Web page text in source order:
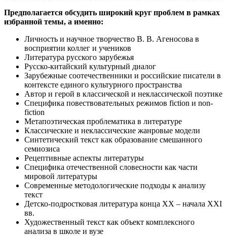
Предполагается обсудить широкий круг проблем в рамках
избранной темы, а именно:
Личность и научное творчество В. В. Агеносова в
восприятии коллег и учеников
Литература русского зарубежья
Русско-китайский культурный диалог
Зарубежные соотечественники и российские писатели в
контексте единого культурного пространства
Автор и герой в классической и неклассической поэтике
Специфика повествовательных режимов fiction и non-
fiction
Метапоэтическая проблематика в литературе
Классические и неклассические жанровые модели
Синтетический текст как образование смешанного
семиозиса
Рецептивные аспекты литературы
Специфика отечественной словесности как части
мировой литературы
Современные методологические подходы к анализу
текст
Детско-подростковая литература конца ХХ – начала XXI
вв.
Художественный текст как объект комплексного
анализа в школе и вузе